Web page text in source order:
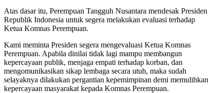
Atas dasar itu, Perempuan Tangguh Nusantara mendesak Presiden
Republik Indonesia untuk segera melakukan evaluasi terhadap
Ketua Komnas Perempuan.
Kami meminta Presiden segera mengevaluasi Ketua Komnas
Perempuan. Apabila dinilai tidak lagi mampu membangun
kepercayaan publik, menjaga empati terhadap korban, dan
mengomunikasikan sikap lembaga secara utuh, maka sudah
selayaknya dilakukan pergantian kepemimpinan demi memulihkan
kepercayaan masyarakat kepada Komnas Perempuan.